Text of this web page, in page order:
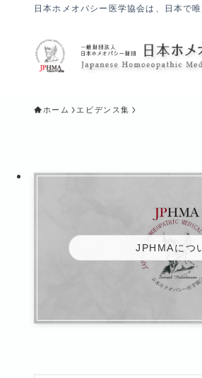
日本ホメオパシー医学協会は、日本で
ホーム エビデンス集
JPHMAにつ